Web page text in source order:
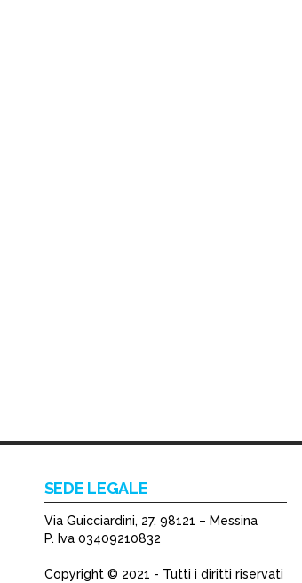
SEDE LEGALE
Via Guicciardini, 27, 98121 – Messina
P. Iva 03409210832
Copyright © 2021 - Tutti i diritti riservati